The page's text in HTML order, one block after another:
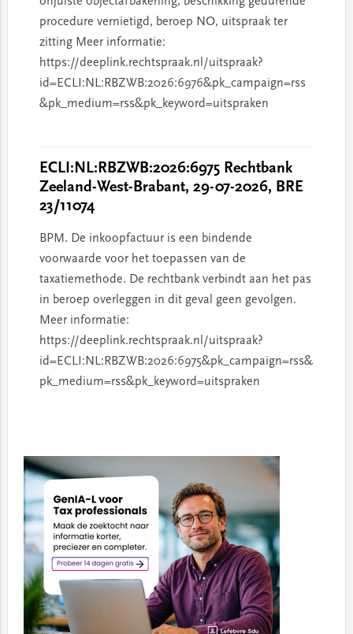
procedure vernietigd, beroep NO, uitspraak ter
zitting Meer informatie:
https://deeplink.rechtspraak.nl/uitspraak?
id=ECLI:NL:RBZWB:2026:6976&pk_campaign=rss
&pk_medium=rss&pk_keyword=uitspraken
ECLI:NL:RBZWB:2026:6975 Rechtbank
Zeeland-West-Brabant, 29-07-2026, BRE
23/11074
BPM. De inkoopfactuur is een bindende
voorwaarde voor het toepassen van de
taxatiemethode. De rechtbank verbindt aan het pas
in beroep overleggen in dit geval geen gevolgen.
Meer informatie:
https://deeplink.rechtspraak.nl/uitspraak?
id=ECLI:NL:RBZWB:2026:6975&pk_campaign=rss&
pk_medium=rss&pk_keyword=uitspraken
Sidebar